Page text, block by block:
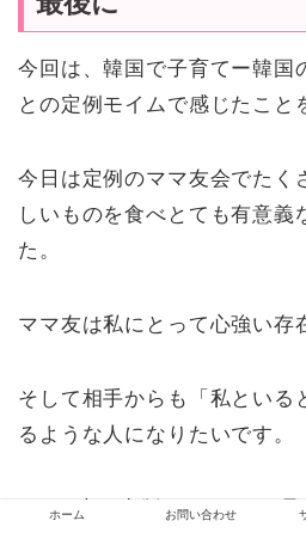
今回は、韓国で子育てー韓国
との定例モイムで感じたこと
今日は定例のママ友会でたく
しいものを食べとても有意義
た。
ママ友は私にとって心強い存
そして相手からも「私といる
るような人になりたいです。
kindle本を出版しました。↓
ホーム お問い合わせ
韓国